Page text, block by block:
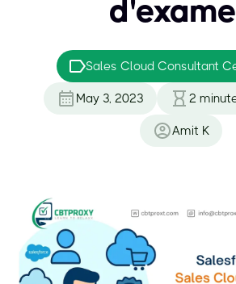
Sales Cloud Consultant
May 3, 2023 2
Amit K